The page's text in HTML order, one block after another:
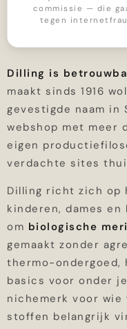
commissie — die
tegen
Dilling is
maakt sinds 1916
gevestigde naam in
webshop met meer
eigen
verdachte sites
Dilling richt zich op
kinderen, dames
om biologische
gemaakt zonder
thermo-ondergoed,
basics voor onder
nichemerk voor wie
stoffen belangrijk